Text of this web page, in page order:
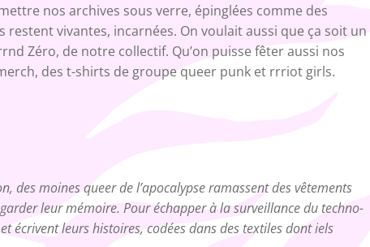
nos archives sous verre, épinglées comme des
vivantes, incarnées. On voulait aussi que ça soit un
Zéro, de notre collectif. Qu’on puisse fêter aussi nos
des t-shirts de groupe queer punk et rrriot girls.
des moines queer de l’apocalypse ramassent des vêtements
leur mémoire. Pour échapper à la surveillance du techno-
écrivent leurs histoires, codées dans des textiles dont iels